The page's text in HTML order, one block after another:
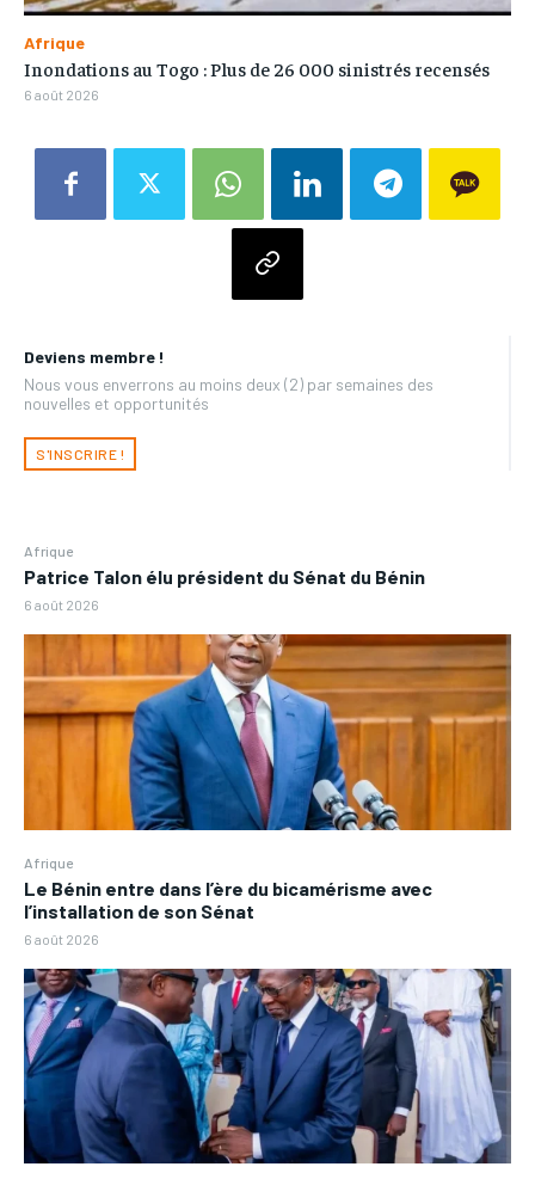
Deviens membre !
Nous vous enverrons au moins deux (2) par semaines des
nouvelles et opportunités
S'INSCRIRE !
Afrique
Patrice Talon élu président du Sénat du Bénin
6 août 2026
Afrique
Le Bénin entre dans l’ère du bicamérisme avec
l’installation de son Sénat
6 août 2026
Afrique
Inondations au Togo : Plus de 26 000 sinistrés recensés
6 août 2026